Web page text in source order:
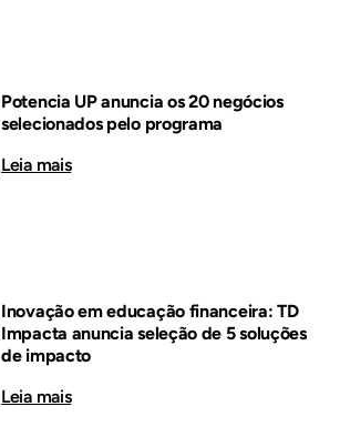
Potencia UP anuncia os 20 negócios
selecionados pelo programa
Leia mais
Inovação em educação financeira: TD
Impacta anuncia seleção de 5 soluções
de impacto
Leia mais